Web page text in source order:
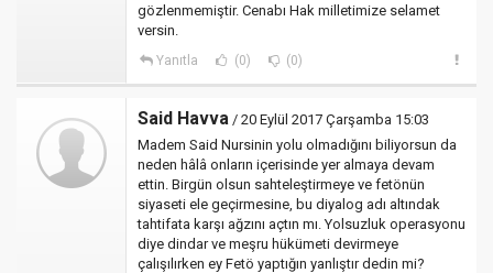
gözlenmemiştir. Cenabı Hak milletimize selamet
versin.
Yanıtla (0) (0)
Said Havva / 20 Eylül 2017 Çarşamba 15:03
Madem Said Nursinin yolu olmadığını biliyorsun da
neden hâlâ onların içerisinde yer almaya devam
ettin. Birgün olsun sahteleştirmeye ve fetönün
siyaseti ele geçirmesine, bu diyalog adı altındak
tahtifata karşı ağzını açtın mı. Yolsuzluk operasyonu
diye dindar ve meşru hükümeti devirmeye
çalışılırken ey Fetö yaptığın yanlıştır dedin mi?